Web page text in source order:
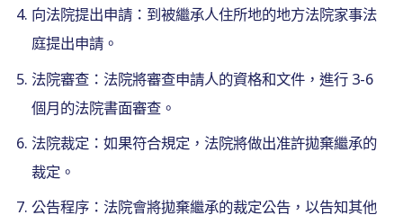
向法院提出申請：到被繼承人住所地的地方法院家事法
庭提出申請。
法院審查：法院將審查申請人的資格和文件，進行 3-6
個月的法院書面審查。
法院裁定：如果符合規定，法院將做出准許拋棄繼承的
裁定。
公告程序：法院會將拋棄繼承的裁定公告，以告知其他